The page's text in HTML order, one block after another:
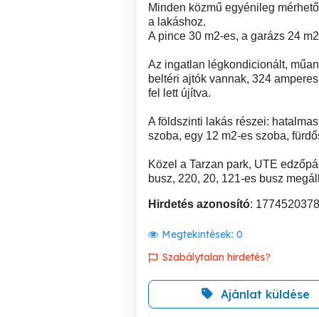
Minden közmű egyénileg
a lakáshoz.
A pince 30 m2-es, a garázs 24
Az ingatlan légkondicionált,
beltéri ajtók vannak, 324
fel lett újítva.
A földszinti lakás részei:
szoba, egy 12 m2-es szoba,
Közel a Tarzan park, UTE
busz, 220, 20, 121-es busz
Hirdetés azonosító: 1774520378
Megtekintések: 0
Szabálytalan hirdetés?
Ajánlat küldése